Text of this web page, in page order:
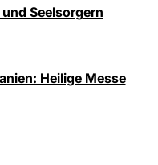
Seelsorgern
Heilige Messe